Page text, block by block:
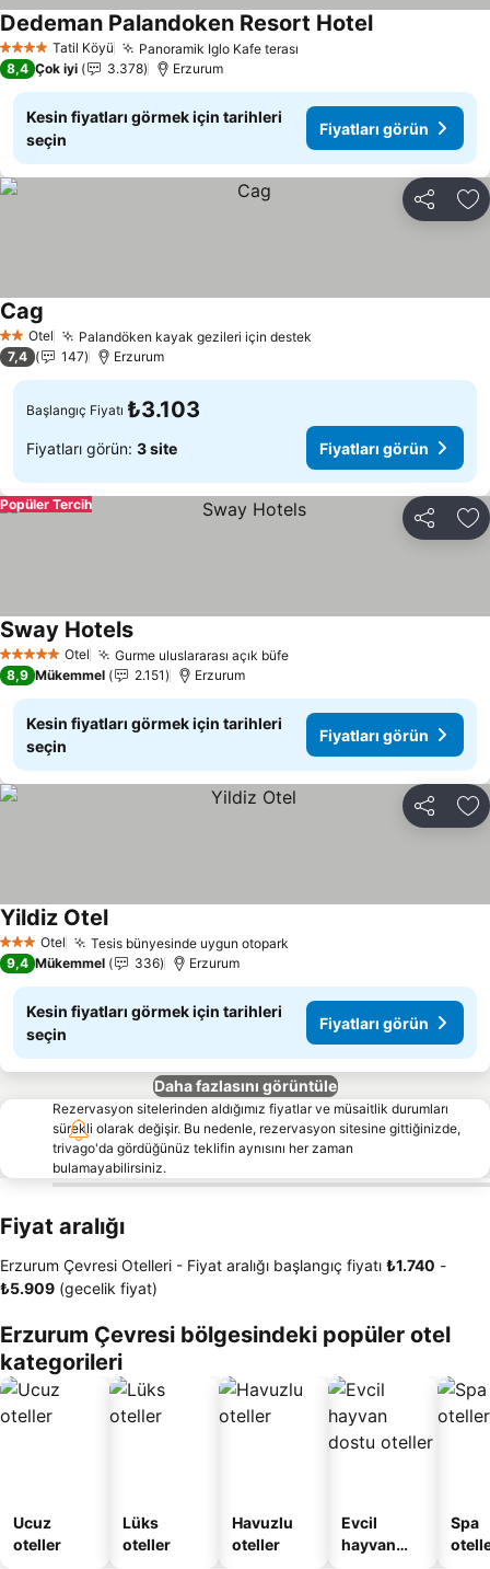
4 Yıldız Tatil Köyü Panoramik Iglo Kafe terası
Dedeman Palandoken Resort Hotel
8,4 Çok iyi 3.378 Erzurum
Kesin fiyatları görmek için tarihleri
seçin
Fiyatları görün
Paylaş
2 Yıldız
Otel Palandöken kayak gezileri için destek
Cag
7,4 147 Erzurum
Başlangıç Fiyatı ₺3.103
Fiyatları görün: 3 site Fiyatları görün
Paylaş
Popüler Tercih
5 Yıldız Otel Gurme uluslararası açık büfe
Sway Hotels
8,9 Mükemmel 2.151 Erzurum
Kesin fiyatları görmek için tarihleri
seçin
Fiyatları görün
Paylaş
3 YıldızOtel Tesis bünyesinde uygun otopark
Yildiz Otel
9,4 Mükemmel 336 Erzurum
Kesin fiyatları görmek için tarihleri
seçin
Fiyatları görün
Daha fazlasını görüntüle
Rezervasyon sitelerinden aldığımız fiyatlar ve müsaitlik durumları
sürekli olarak değişir. Bu nedenle, rezervasyon sitesine gittiğinizde,
trivago'da gördüğünüz teklifin aynısını her zaman
bulamayabilirsiniz.
Fiyat aralığı
Erzurum Çevresi Otelleri - Fiyat aralığı başlangıç fiyatı ‎₺1.740 -
‎₺5.909 (gecelik fiyat)
Erzurum Çevresi bölgesindeki popüler otel
kategorileri
Ucuz
oteller
Lüks
oteller
Havuzlu
oteller
Evcil
hayvan
Spa